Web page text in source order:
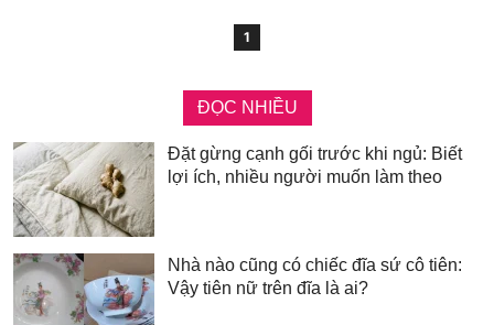
1
ĐỌC NHIỀU
Đặt gừng cạnh gối trước khi ngủ: Biết
lợi ích, nhiều người muốn làm theo
Nhà nào cũng có chiếc đĩa sứ cô tiên:
Vậy tiên nữ trên đĩa là ai?